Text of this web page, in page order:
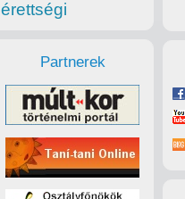
érettségi
Partnerek